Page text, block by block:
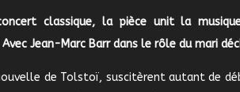
classique, la pièce unit la
Jean-Marc Barr dans le rôle du mari
de Tolstoï, suscitèrent autant de